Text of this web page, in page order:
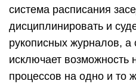
система расписания
дисциплинировать и
рукописных журналов, а
исключает возможность
процессов на одно и то